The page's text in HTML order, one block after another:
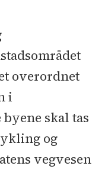
overordnet
i
skal tas
og
vegvesen